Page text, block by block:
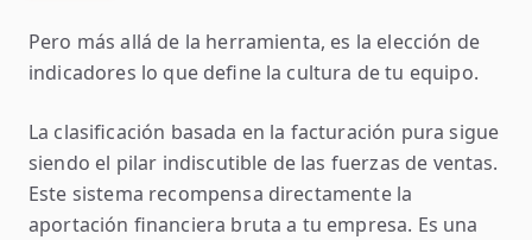
Pero más allá de la herramienta, es la elección de
indicadores lo que define la cultura de tu equipo.
La clasificación basada en la facturación pura sigue
siendo el pilar indiscutible de las fuerzas de ventas.
Este sistema recompensa directamente la
aportación financiera bruta a tu empresa. Es una